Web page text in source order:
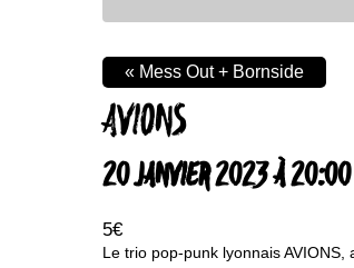
AVIONS
20 JANVIER 2023 À 20:00
5€
« Mess Out + Bornside
Le trio pop-punk lyonnais